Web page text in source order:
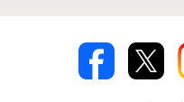
著作権・商標について
交換・返品は